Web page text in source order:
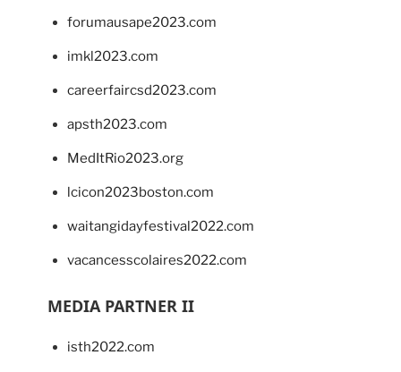
forumausape2023.com
imkl2023.com
careerfaircsd2023.com
apsth2023.com
MedItRio2023.org
lcicon2023boston.com
waitangidayfestival2022.com
vacancesscolaires2022.com
MEDIA PARTNER II
isth2022.com